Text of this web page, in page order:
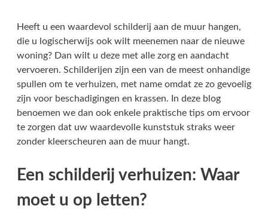
Heeft u een waardevol schilderij aan de muur hangen,
die u logischerwijs ook wilt meenemen naar de nieuwe
woning? Dan wilt u deze met alle zorg en aandacht
vervoeren. Schilderijen zijn een van de meest onhandige
spullen om te verhuizen, met name omdat ze zo gevoelig
zijn voor beschadigingen en krassen. In deze blog
benoemen we dan ook enkele praktische tips om ervoor
te zorgen dat uw waardevolle kunststuk straks weer
zonder kleerscheuren aan de muur hangt.
Een schilderij verhuizen: Waar
moet u op letten?